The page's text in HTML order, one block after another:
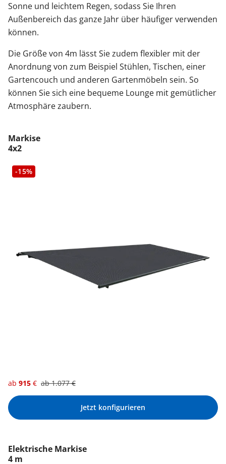
Sonne und leichtem Regen, sodass Sie Ihren
Außenbereich das ganze Jahr über häufiger verwenden
können.
Die Größe von 4m lässt Sie zudem flexibler mit der
Anordnung von zum Beispiel Stühlen, Tischen, einer
Gartencouch und anderen Gartenmöbeln sein. So
können Sie sich eine bequeme Lounge mit gemütlicher
Atmosphäre zaubern.
Markise
4x2
-15%
ab 915 € ab1.077€
Jetzt konfigurieren
Elektrische Markise
4 m